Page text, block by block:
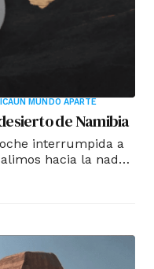
UN MUNDO APARTE
de Namibia
interrumpida a
hacia la nada.
de Namib